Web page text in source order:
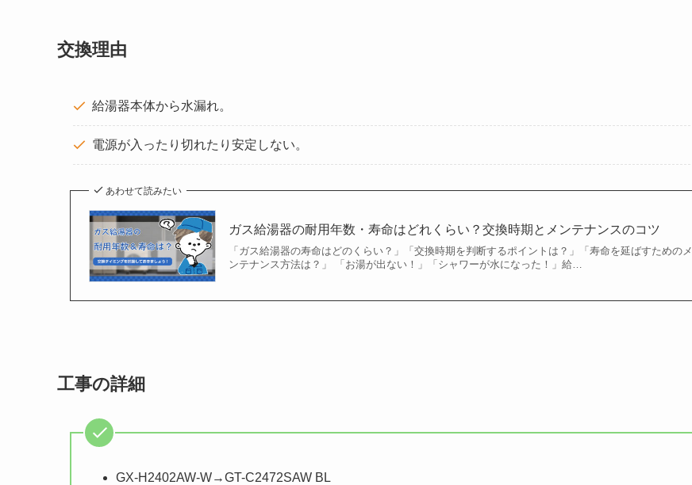
交換理由
給湯器本体から水漏れ。
電源が入ったり切れたり安定しない。
あわせて読みたい
ガス給湯器の耐用年数・寿命はどれくらい？交換時期とメンテナンスのコツ
「ガス給湯器の寿命はどのくらい？」「交換時期を判断するポイントは？」「寿命を延ばすためのメ
ンテナンス方法は？」 「お湯が出ない！」「シャワーが水になった！」給…
工事の詳細
GX-H2402AW-W→GT-C2472SAW BL